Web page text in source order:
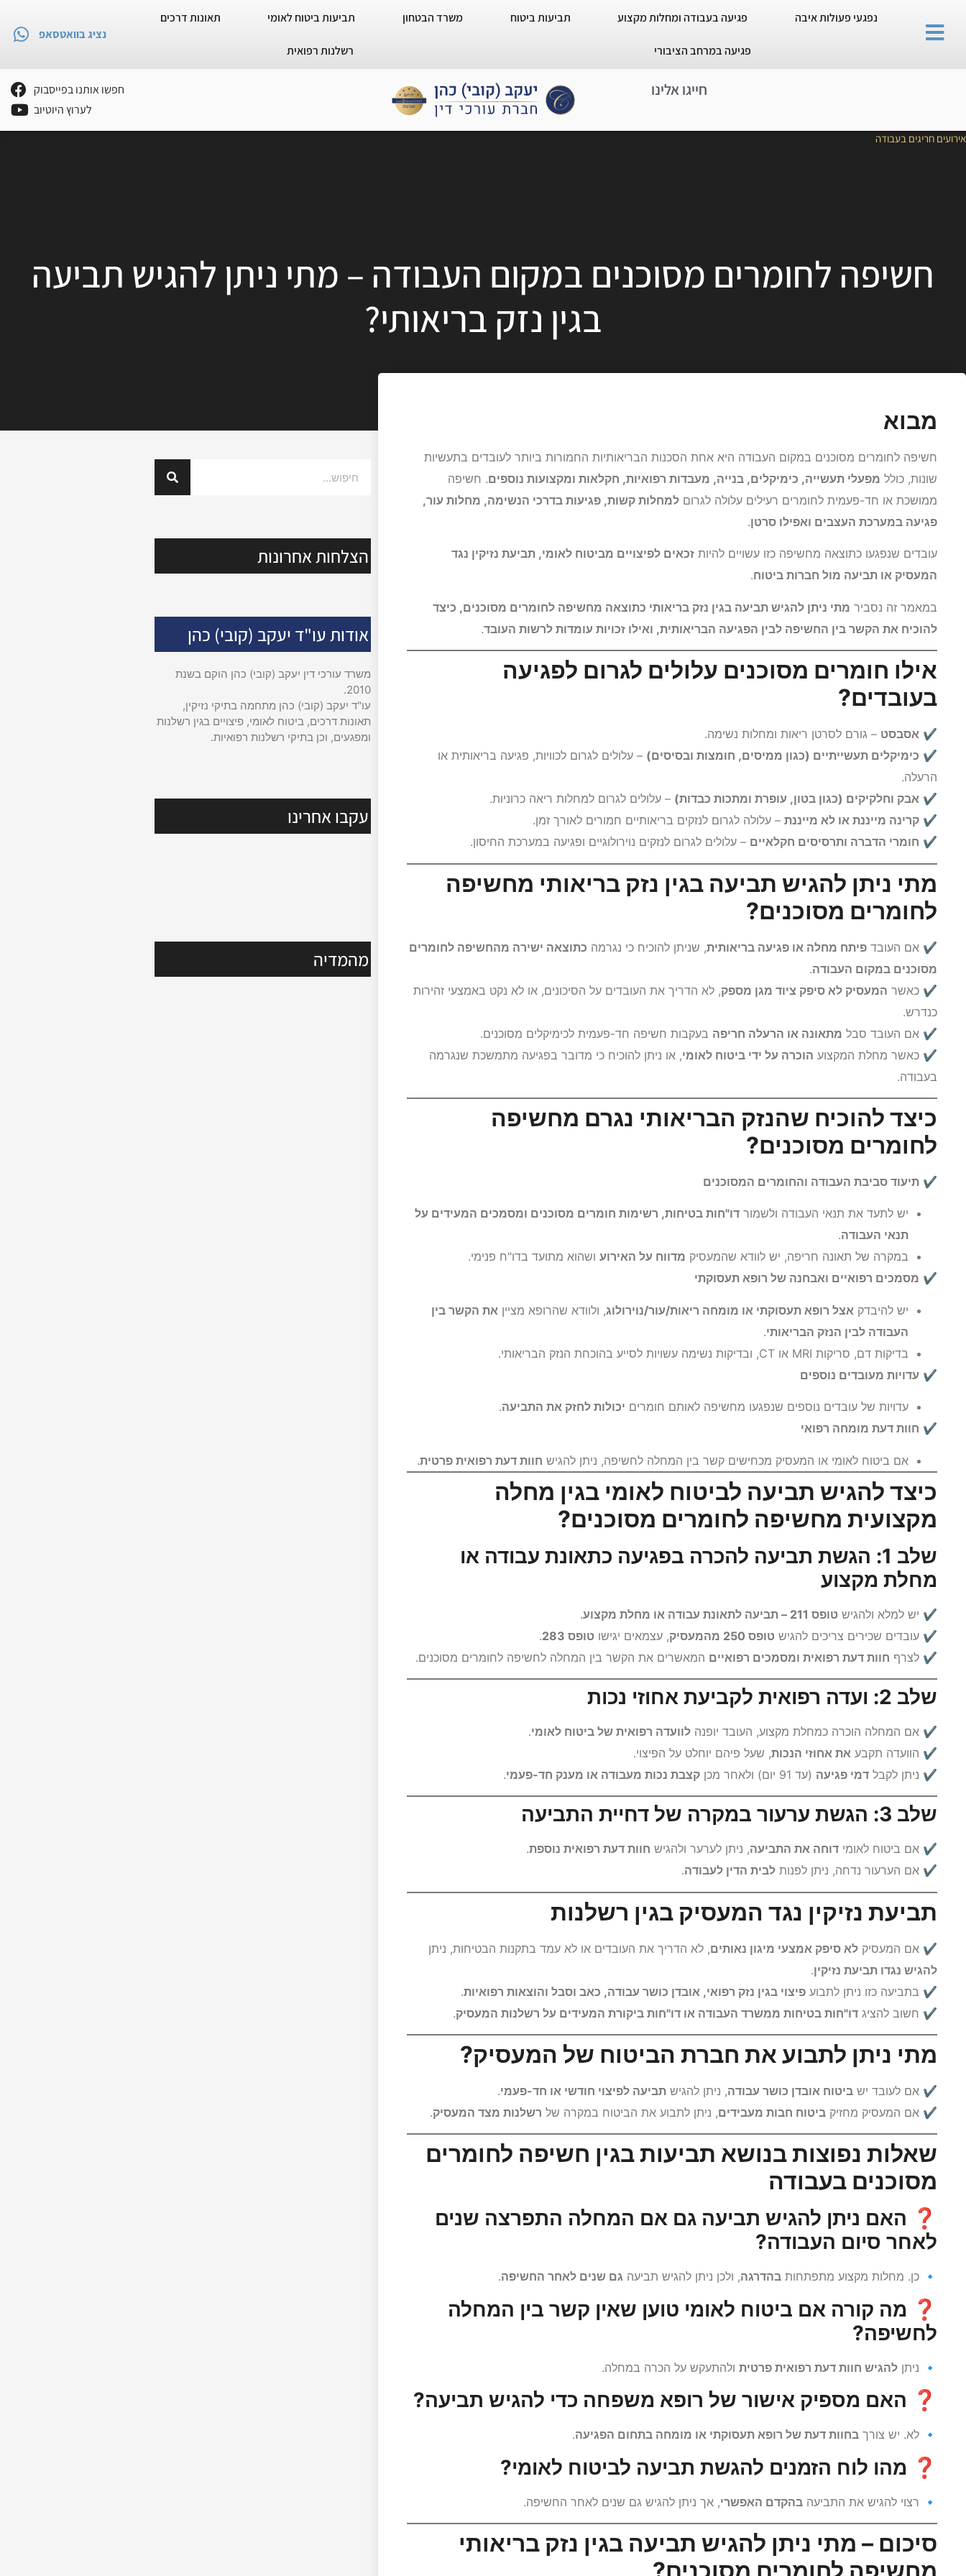
נפגעי פעולות איבה פגיעה בעבודה ומחלות מקצוע תביעות ביטוח משרד הבטחון תביעות ביטוח לאומי תאונות דרכים
פגיעה במרחב הציבורי רשלנות רפואית
נציג בוואטסאפ
חייגו אלינו
חפשו אותנו בפייסבוק
לערוץ היוטיוב
אירועים חריגים בעבודה
חשיפה לחומרים מסוכנים במקום העבודה – מתי ניתן להגיש תביעה
בגין נזק בריאותי?
מבוא
חשיפה לחומרים מסוכנים במקום העבודה היא אחת הסכנות הבריאותיות החמורות ביותר לעובדים בתעשיות
שונות, כולל מפעלי תעשייה, כימיקלים, בנייה, מעבדות רפואיות, חקלאות ומקצועות נוספים. חשיפה
ממושכת או חד-פעמית לחומרים רעילים עלולה לגרום למחלות קשות, פגיעות בדרכי הנשימה, מחלות עור,
פגיעה במערכת העצבים ואפילו סרטן.
עובדים שנפגעו כתוצאה מחשיפה כזו עשויים להיות זכאים לפיצויים מביטוח לאומי, תביעת נזיקין נגד
המעסיק או תביעה מול חברות ביטוח.
במאמר זה נסביר מתי ניתן להגיש תביעה בגין נזק בריאותי כתוצאה מחשיפה לחומרים מסוכנים, כיצד
להוכיח את הקשר בין החשיפה לבין הפגיעה הבריאותית, ואילו זכויות עומדות לרשות העובד.
אילו חומרים מסוכנים עלולים לגרום לפגיעה
בעובדים?
✔ אסבסט – גורם לסרטן ריאות ומחלות נשימה.
✔ כימיקלים תעשייתיים (כגון ממיסים, חומצות ובסיסים) – עלולים לגרום לכוויות, פגיעה בריאותית או
הרעלה.
✔ אבק וחלקיקים (כגון בטון, עופרת ומתכות כבדות) – עלולים לגרום למחלות ריאה כרוניות.
✔ קרינה מייננת או לא מייננת – עלולה לגרום לנזקים בריאותיים חמורים לאורך זמן.
✔ חומרי הדברה ותרסיסים חקלאיים – עלולים לגרום לנזקים נוירולוגיים ופגיעה במערכת החיסון.
מתי ניתן להגיש תביעה בגין נזק בריאותי מחשיפה
לחומרים מסוכנים?
✔ אם העובד פיתח מחלה או פגיעה בריאותית, שניתן להוכיח כי נגרמה כתוצאה ישירה מהחשיפה לחומרים
מסוכנים במקום העבודה.
✔ כאשר המעסיק לא סיפק ציוד מגן מספק, לא הדריך את העובדים על הסיכונים, או לא נקט באמצעי זהירות
כנדרש.
✔ אם העובד סבל מתאונה או הרעלה חריפה בעקבות חשיפה חד-פעמית לכימיקלים מסוכנים.
✔ כאשר מחלת המקצוע הוכרה על ידי ביטוח לאומי, או ניתן להוכיח כי מדובר בפגיעה מתמשכת שנגרמה
בעבודה.
כיצד להוכיח שהנזק הבריאותי נגרם מחשיפה
לחומרים מסוכנים?
✔ תיעוד סביבת העבודה והחומרים המסוכנים
יש לתעד את תנאי העבודה ולשמור דו"חות בטיחות, רשימות חומרים מסוכנים ומסמכים המעידים על
תנאי העבודה.
במקרה של תאונה חריפה, יש לוודא שהמעסיק מדווח על האירוע ושהוא מתועד בדו"ח פנימי.
✔ מסמכים רפואיים ואבחנה של רופא תעסוקתי
יש להיבדק אצל רופא תעסוקתי או מומחה ריאות/עור/נוירולוג, ולוודא שהרופא מציין את הקשר בין
העבודה לבין הנזק הבריאותי.
בדיקות דם, סריקות MRI או CT, ובדיקות נשימה עשויות לסייע בהוכחת הנזק הבריאותי.
✔ עדויות מעובדים נוספים
עדויות של עובדים נוספים שנפגעו מחשיפה לאותם חומרים יכולות לחזק את התביעה.
✔ חוות דעת מומחה רפואי
אם ביטוח לאומי או המעסיק מכחישים קשר בין המחלה לחשיפה, ניתן להגיש חוות דעת רפואית פרטית.
כיצד להגיש תביעה לביטוח לאומי בגין מחלה
מקצועית מחשיפה לחומרים מסוכנים?
שלב 1: הגשת תביעה להכרה בפגיעה כתאונת עבודה או
מחלת מקצוע
✔ יש למלא ולהגיש טופס 211 – תביעה לתאונת עבודה או מחלת מקצוע
.
✔ עובדים שכירים צריכים להגיש טופס 250 מהמעסיק , עצמאים יגישו טופס 283
.
✔ לצרף חוות דעת רפואית ומסמכים רפואיים המאשרים את הקשר בין המחלה לחשיפה לחומרים מסוכנים.
שלב 2: ועדה רפואית לקביעת אחוזי נכות
✔ אם המחלה הוכרה כמחלת מקצוע, העובד יופנה לוועדה רפואית של ביטוח לאומי.
✔ הוועדה תקבע את אחוזי הנכות, שעל פיהם יוחלט על הפיצוי.
✔ ניתן לקבל דמי פגיעה (עד 91 יום) ולאחר מכן קצבת נכות מעבודה או מענק חד-פעמי.
שלב 3: הגשת ערעור במקרה של דחיית התביעה
✔ אם ביטוח לאומי דוחה את התביעה, ניתן לערער ולהגיש חוות דעת רפואית נוספת.
✔ אם הערעור נדחה, ניתן לפנות לבית הדין לעבודה.
תביעת נזיקין נגד המעסיק בגין רשלנות
✔ אם המעסיק לא סיפק אמצעי מיגון נאותים, לא הדריך את העובדים או לא עמד בתקנות הבטיחות, ניתן
להגיש נגדו תביעת נזיקין.
✔ בתביעה כזו ניתן לתבוע פיצוי בגין נזק רפואי, אובדן כושר עבודה, כאב וסבל והוצאות רפואיות.
✔ חשוב להציג דו"חות בטיחות ממשרד העבודה או דו"חות ביקורת המעידים על רשלנות המעסיק.
מתי ניתן לתבוע את חברת הביטוח של המעסיק?
✔ אם לעובד יש ביטוח אובדן כושר עבודה, ניתן להגיש תביעה לפיצוי חודשי או חד-פעמי.
✔ אם המעסיק מחזיק ביטוח חבות מעבידים, ניתן לתבוע את הביטוח במקרה של רשלנות מצד המעסיק.
שאלות נפוצות בנושא תביעות בגין חשיפה לחומרים
מסוכנים בעבודה
❓ האם ניתן להגיש תביעה גם אם המחלה התפרצה שנים
לאחר סיום העבודה?
🔹 כן. מחלות מקצוע מתפתחות בהדרגה, ולכן ניתן להגיש תביעה גם שנים לאחר החשיפה.
❓ מה קורה אם ביטוח לאומי טוען שאין קשר בין המחלה
לחשיפה?
🔹 ניתן להגיש חוות דעת רפואית פרטית ולהתעקש על הכרה במחלה.
❓ האם מספיק אישור של רופא משפחה כדי להגיש תביעה?
🔹 לא. יש צורך בחוות דעת של רופא תעסוקתי או מומחה בתחום הפגיעה.
❓ מהו לוח הזמנים להגשת תביעה לביטוח לאומי?
🔹 רצוי להגיש את התביעה בהקדם האפשרי, אך ניתן להגיש גם שנים לאחר החשיפה.
סיכום – מתי ניתן להגיש תביעה בגין נזק בריאותי
הצלחות אחרונות
אודות עו"ד יעקב (קובי) כהן
משרד עורכי דין יעקב (קובי) כהן הוקם בשנת
2010.
עו"ד יעקב (קובי) כהן מתחמה בתיקי נזיקין,
תאונות דרכים, ביטוח לאומי, פיצויים בגין רשלנות
ומפגעים, וכן בתיקי רשלנות רפואיות.
עקבו אחרינו
מהמדיה